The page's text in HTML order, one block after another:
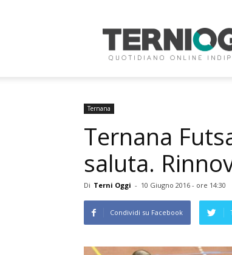
Oggi
Ternana
Ternana
saluta.
Di Terni Oggi - 10 Giugno 2016 - ore 14:30
Condividi su Facebook